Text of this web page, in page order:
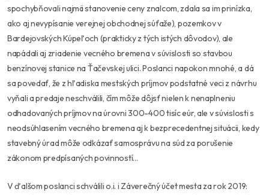
spochybňovali najmä stanovenie ceny znalcom, zdala sa im prinízka,
ako aj nevypísanie verejnej obchodnej súťaže), pozemkov v
Bardejovských Kúpeľoch (prakticky z tých istých dôvodov), ale
napádali aj zriadenie vecného bremena v súvislosti so stavbou
benzínovej stanice na Ťačevskej ulici. Poslanci napokon mnohé, a dá
sa povedať, že z hľadiska mestských príjmov podstatné veci z návrhu
vyňali a predaje neschválili, čím môže dôjsť nielen k nenaplneniu
odhadovaných príjmov na úrovni 300-400 tisíc eúr, ale v súvislosti s
neodsúhlasením vecného bremena aj k bezprecedentnej situácii, kedy
stavebný úrad môže odkázať samosprávu na súd za porušenie
zákonom predpísaných povinností…
V ďalšom poslanci schválili o.i. i Záverečný účet mesta za rok 2019: